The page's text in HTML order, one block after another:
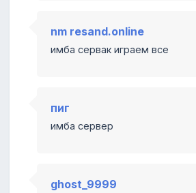
nm resand.online
имба сервак играем все
пиг
имба сервер
ghost_9999